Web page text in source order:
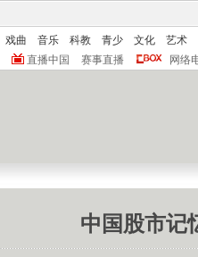
戏曲 音乐 科教 青少 文化
艺术
直播中国 赛事直播 网络
中国股市记